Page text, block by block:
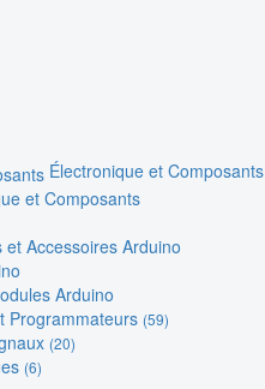
Électronique et Composants
et Composants
et Accessoires Arduino
Arduino
Programmateurs (59)
(20)
(6)